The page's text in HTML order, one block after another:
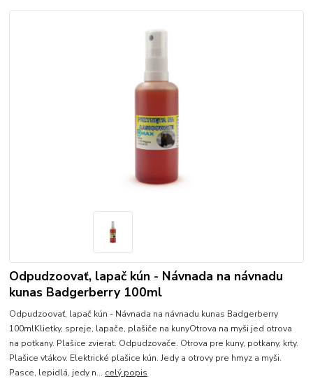
Odpudzoovať, lapač kún - Návnada na návnadu
kunas Badgerberry 100ml
Odpudzoovať, lapač kún - Návnada na návnadu kunas Badgerberry
100mlKlietky, spreje, lapače, plašiče na kunyOtrova na myši jed otrova
na potkany. Plašice zvierat. Odpudzovače. Otrova pre kuny, potkany, krty.
Plašice vtákov. Elektrické plašice kún. Jedy a otrovy pre hmyz a myši.
Pasce, lepidlá, jedy n... celý popis